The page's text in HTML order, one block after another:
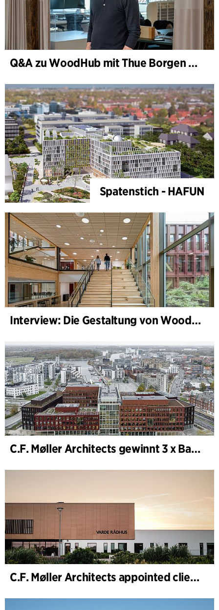
Q&A zu WoodHub mit Thue Borgen Hasløv
Spatenstich - HAFUN
Interview: Die Gestaltung von WoodHub — Dänemarks größtes Holzgebäude
C.F. Møller Architects gewinnt 3 x Bauwerk des Jahres (Årets Byggeri) 2025
C.F. Møller Architects appointed client adviser for the expansion of Varde Town Hall